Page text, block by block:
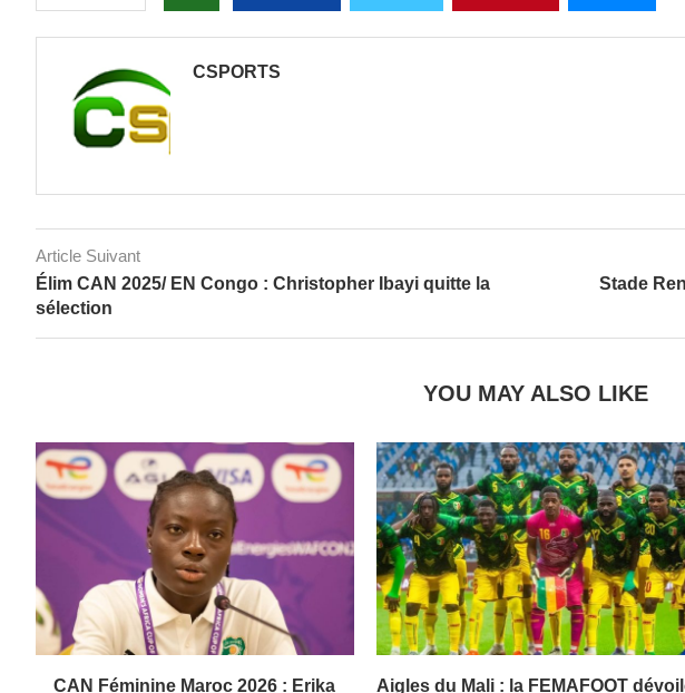
CSPORTS
Article Suivant
Élim CAN 2025/ EN Congo : Christopher Ibayi quitte la
sélection
Stade
YOU MAY ALSO LIKE
CAN Féminine Maroc 2026 : Erika Aigles du Mali : la FEMAFOOT